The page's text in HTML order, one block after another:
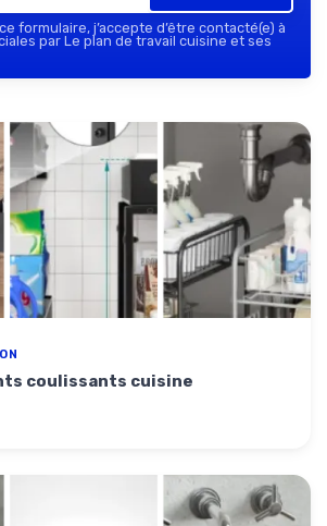
formulaire, j’accepte d’être contacté(e) à
par Le plan de travail cuisine et ses
coulissants cuisine